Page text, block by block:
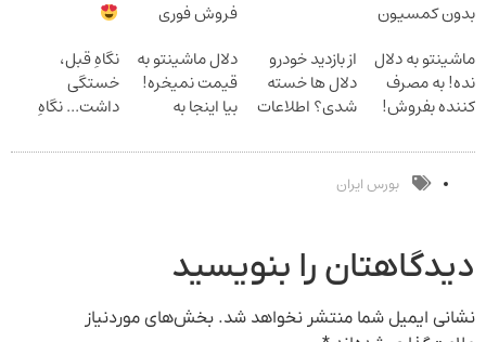
بدون کمسیون
فروش فوری
مکانیک
ماشینتو به دلال
نده! به مصرف
کننده بفروش!
یک تماس
از بازدید خودرو
دلال ها خسته
شدی؟ اطلاعات
ثبت کن
دلال ماشینتو به
قیمت نمیخره!
بیا اینجا به
بفروش*فقط
نگاهِ قبل،
خستگی
داشت... نگاهِ
بلفا با 25%
بورس ایران
دیدگاهتان را بنویسید
نشانی ایمیل شما منتشر نخواهد شد. بخش‌های موردنیاز